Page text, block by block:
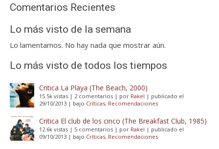
Comentarios Recientes
Lo más visto de la semana
Lo lamentamos. No hay nada que mostrar aún.
Lo más visto de todos los tiempos
Critica La Playa (The Beach, 2000)
15.5k vistas | 2 comentarios | por Rakel | publicado el
29/10/2013 | bajo Críticas, Recomendaciones
Critica El club de los cinco (The Breakfast Club, 1985)
12.6k vistas | 5 comentarios | por Rakel | publicado el
09/10/2013 | bajo Críticas, Recomendaciones